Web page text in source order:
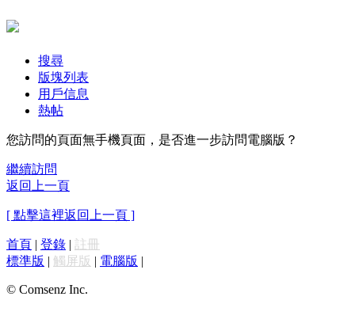
搜尋
版塊列表
用戶信息
熱帖
您訪問的頁面無手機頁面，是否進一步訪問電腦版？
繼續訪問
返回上一頁
[ 點擊這裡返回上一頁 ]
首頁 | 登錄 | 註冊
標準版 | 觸屏版 | 電腦版 |
© Comsenz Inc.